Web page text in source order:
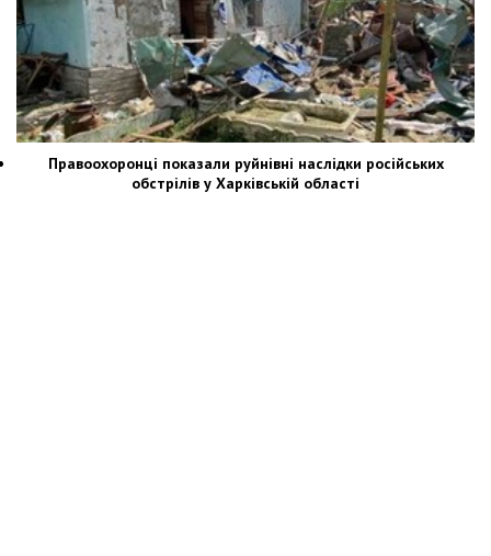
Правоохоронці показали руйнівні наслідки російських
обстрілів у Харківській області